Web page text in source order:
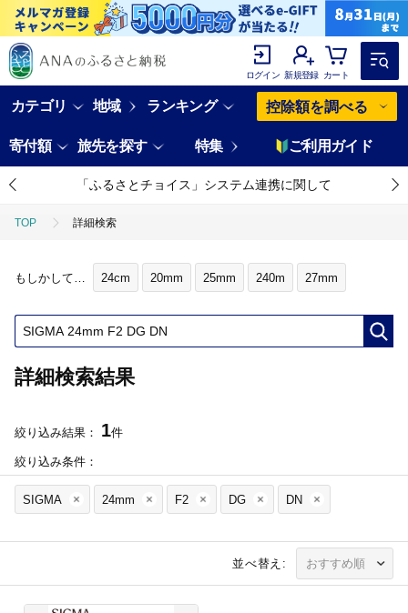
ログイン 新規登録 カート
カテゴリ 地域 ランキング 控除額を調べる
寄付額 旅先を探す 特集 ご利用ガイド
「ふるさとチョイス」システム連携に関して
TOP 詳細検索
もしかして… 24cm 20mm 25mm 240m 27mm
詳細検索結果
絞り込み結果： 1件
絞り込み条件：
SIGMA 24mm F2 DG DN
並べ替え: